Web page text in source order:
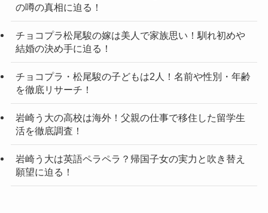
の噂の真相に迫る！
チョコプラ松尾駿の嫁は美人で家族思い！馴れ初めや
結婚の決め手に迫る！
チョコプラ・松尾駿の子どもは2人！名前や性別・年齢
を徹底リサーチ！
岩崎う大の高校は海外！父親の仕事で移住した留学生
活を徹底調査！
岩崎う大は英語ペラペラ？帰国子女の実力と吹き替え
願望に迫る！